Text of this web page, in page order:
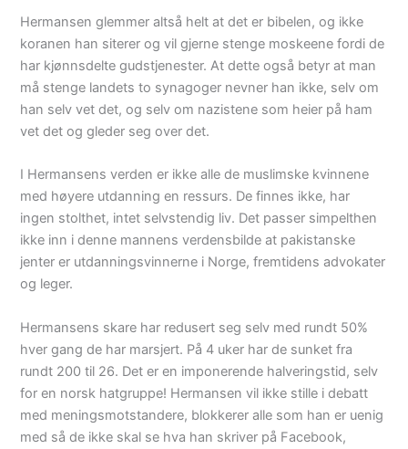
Hermansen glemmer altså helt at det er bibelen, og ikke
koranen han siterer og vil gjerne stenge moskeene fordi de
har kjønnsdelte gudstjenester. At dette også betyr at man
må stenge landets to synagoger nevner han ikke, selv om
han selv vet det, og selv om nazistene som heier på ham
vet det og gleder seg over det.
I Hermansens verden er ikke alle de muslimske kvinnene
med høyere utdanning en ressurs. De finnes ikke, har
ingen stolthet, intet selvstendig liv. Det passer simpelthen
ikke inn i denne mannens verdensbilde at pakistanske
jenter er utdanningsvinnerne i Norge, fremtidens advokater
og leger.
Hermansens skare har redusert seg selv med rundt 50%
hver gang de har marsjert. På 4 uker har de sunket fra
rundt 200 til 26. Det er en imponerende halveringstid, selv
for en norsk hatgruppe! Hermansen vil ikke stille i debatt
med meningsmotstandere, blokkerer alle som han er uenig
med så de ikke skal se hva han skriver på Facebook,